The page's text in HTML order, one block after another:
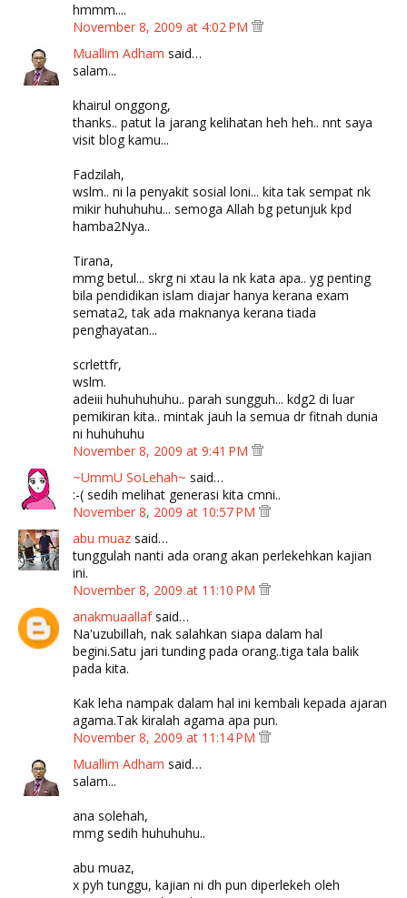
hmmm....
November 8, 2009 at 4:02 PM
Muallim Adham said…
salam...
khairul onggong,
thanks.. patut la jarang kelihatan heh heh.. nnt saya
visit blog kamu...
Fadzilah,
wslm.. ni la penyakit sosial loni... kita tak sempat nk
mikir huhuhuhu... semoga Allah bg petunjuk kpd
hamba2Nya..
Tirana,
mmg betul... skrg ni xtau la nk kata apa.. yg penting
bila pendidikan islam diajar hanya kerana exam
semata2, tak ada maknanya kerana tiada
penghayatan...
scrlettfr,
wslm.
adeiii huhuhuhuhu.. parah sungguh... kdg2 di luar
pemikiran kita.. mintak jauh la semua dr fitnah dunia
ni huhuhuhu
November 8, 2009 at 9:41 PM
~UmmU SoLehah~ said…
:-( sedih melihat generasi kita cmni..
November 8, 2009 at 10:57 PM
abu muaz said…
tunggulah nanti ada orang akan perlekehkan kajian
ini.
November 8, 2009 at 11:10 PM
anakmuaallafsaid…
Na'uzubillah, nak salahkan siapa dalam hal
begini.Satu jari tunding pada orang..tiga tala balik
pada kita.
Kak leha nampak dalam hal ini kembali kepada ajaran
agama.Tak kiralah agama apa pun.
November 8, 2009 at 11:14 PM
Muallim Adham said…
salam...
ana solehah,
mmg sedih huhuhuhu..
abu muaz,
x pyh tunggu, kajian ni dh pun diperlekeh oleh